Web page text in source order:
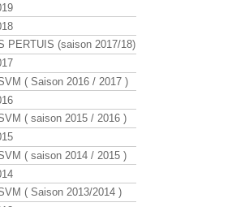
PERTUIS (saison 2017/18)
( Saison 2016 / 2017 )
( saison 2015 / 2016 )
( saison 2014 / 2015 )
( Saison 2013/2014 )